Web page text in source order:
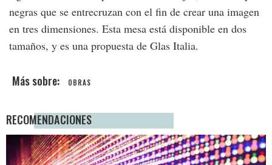
negras que se entrecruzan con el fin de crear una imagen
en tres dimensiones. Esta mesa está disponible en dos
tamaños, y es una propuesta de Glas Italia.
OBRAS
RECOMENDACIONES